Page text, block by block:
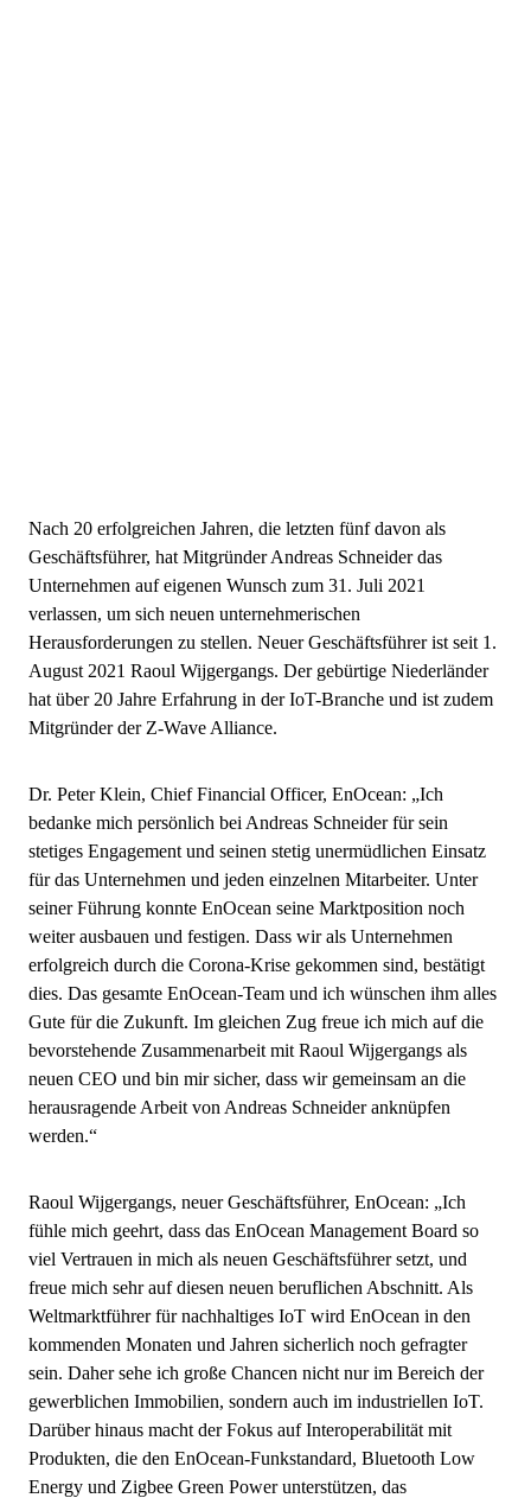
Nach 20 erfolgreichen Jahren, die letzten fünf davon als
Geschäftsführer, hat Mitgründer Andreas Schneider das
Unternehmen auf eigenen Wunsch zum 31. Juli 2021
verlassen, um sich neuen unternehmerischen
Herausforderungen zu stellen. Neuer Geschäftsführer ist seit 1.
August 2021 Raoul Wijgergangs. Der gebürtige Niederländer
hat über 20 Jahre Erfahrung in der IoT-Branche und ist zudem
Mitgründer der Z-Wave Alliance.
Dr. Peter Klein, Chief Financial Officer, EnOcean: „Ich
bedanke mich persönlich bei Andreas Schneider für sein
stetiges Engagement und seinen stetig unermüdlichen Einsatz
für das Unternehmen und jeden einzelnen Mitarbeiter. Unter
seiner Führung konnte EnOcean seine Marktposition noch
weiter ausbauen und festigen. Dass wir als Unternehmen
erfolgreich durch die Corona-Krise gekommen sind, bestätigt
dies. Das gesamte EnOcean-Team und ich wünschen ihm alles
Gute für die Zukunft. Im gleichen Zug freue ich mich auf die
bevorstehende Zusammenarbeit mit Raoul Wijgergangs als
neuen CEO und bin mir sicher, dass wir gemeinsam an die
herausragende Arbeit von Andreas Schneider anknüpfen
werden.“
Raoul Wijgergangs, neuer Geschäftsführer, EnOcean: „Ich
fühle mich geehrt, dass das EnOcean Management Board so
viel Vertrauen in mich als neuen Geschäftsführer setzt, und
freue mich sehr auf diesen neuen beruflichen Abschnitt. Als
Weltmarktführer für nachhaltiges IoT wird EnOcean in den
kommenden Monaten und Jahren sicherlich noch gefragter
sein. Daher sehe ich große Chancen nicht nur im Bereich der
gewerblichen Immobilien, sondern auch im industriellen IoT.
Darüber hinaus macht der Fokus auf Interoperabilität mit
Produkten, die den EnOcean-Funkstandard, Bluetooth Low
Energy und Zigbee Green Power unterstützen, das